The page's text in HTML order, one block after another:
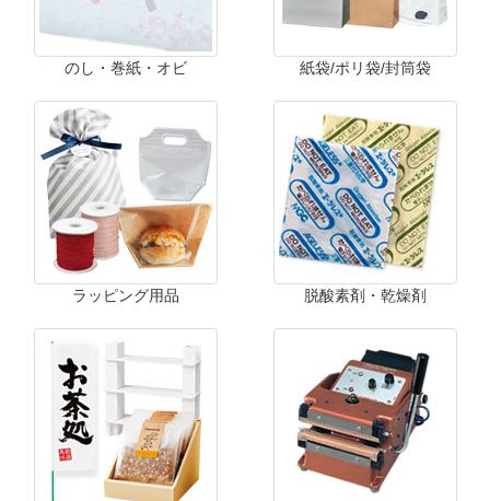
のし・巻紙・オビ 紙袋/ポリ袋/封筒袋
ラッピング用品 脱酸素剤・乾燥剤